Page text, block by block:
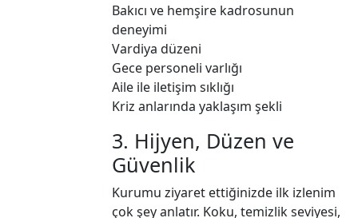
Bakıcı ve hemşire kadrosunun
deneyimi
Vardiya düzeni
Gece personeli varlığı
Aile ile iletişim sıklığı
Kriz anlarında yaklaşım şekli
3. Hijyen, Düzen ve
Güvenlik
Kurumu ziyaret ettiğinizde ilk izlenim
çok şey anlatır. Koku, temizlik seviyesi,